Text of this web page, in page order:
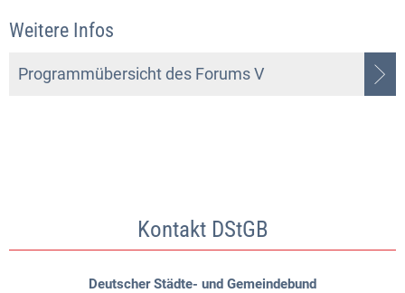
Weitere Infos
Programmübersicht des Forums V
Kontakt DStGB
Deutscher Städte- und Gemeindebund